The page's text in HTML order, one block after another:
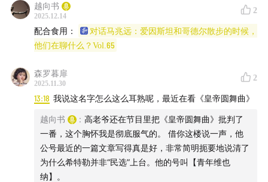
图六：现代自行车的原型：“安全自行车”(1886年) ↑
越向书
2025.12.14
2
配合食用：
对话马兆远：爱因斯坦和哥德尔散步的时候，
他们在聊什么？Vol.65
森罗暮扉
2025.11.30
2
13:18 我说这名字怎么这么耳熟呢，最近在看《皇帝圆舞曲》
越向书 : 高老爷还在节目里把《皇帝圆舞曲》批判了
一番，这个胸怀我是彻底服气的。 借你这楼说一声，他
公号最近的一篇文章写得真是好，非常简明扼要地说清了
为什么希特勒并非“民选”上台。他的号叫【青年维也
纳】。